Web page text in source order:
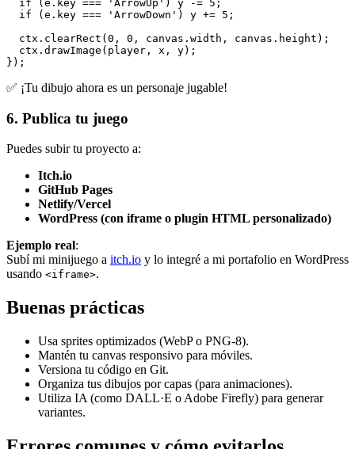
});
✅ ¡Tu dibujo ahora es un personaje jugable!
6. Publica tu juego
Puedes subir tu proyecto a:
Itch.io
GitHub Pages
Netlify/Vercel
WordPress (con iframe o plugin HTML personalizado)
Ejemplo real:
Subí mi minijuego a itch.io y lo integré a mi portafolio en WordPress
usando <iframe>.
Buenas prácticas
Usa sprites optimizados (WebP o PNG-8).
Mantén tu canvas responsivo para móviles.
Versiona tu código en Git.
Organiza tus dibujos por capas (para animaciones).
Utiliza IA (como DALL·E o Adobe Firefly) para generar
variantes.